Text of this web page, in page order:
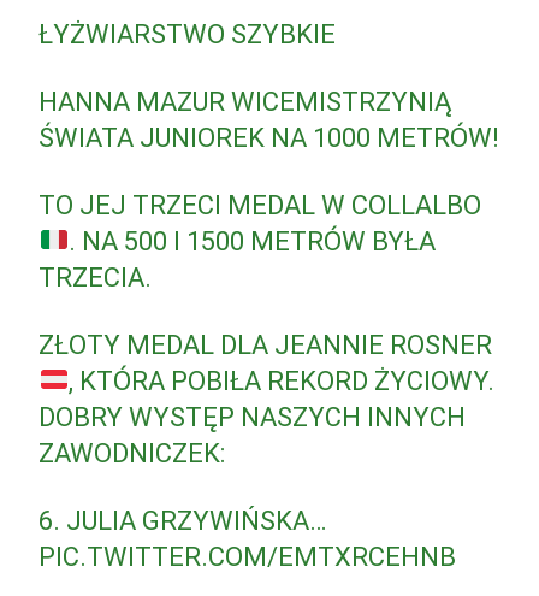
ŁYŻWIARSTWO SZYBKIE
HANNA MAZUR WICEMISTRZYNIĄ
ŚWIATA JUNIOREK NA 1000 METRÓW!
TO JEJ TRZECI MEDAL W COLLALBO
. NA 500 I 1500 METRÓW BYŁA
TRZECIA.
ZŁOTY MEDAL DLA JEANNIE ROSNER
, KTÓRA POBIŁA REKORD ŻYCIOWY.
DOBRY WYSTĘP NASZYCH INNYCH
ZAWODNICZEK:
6. JULIA GRZYWIŃSKA…
PIC.TWITTER.COM/EMTXRCEHNB